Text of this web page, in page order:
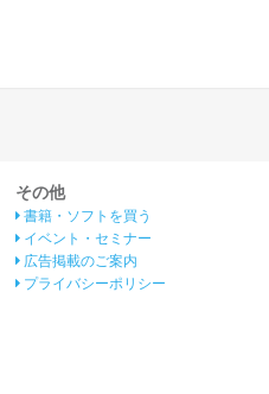
その他
書籍・ソフトを買う
イベント・セミナー
広告掲載のご案内
プライバシーポリシー